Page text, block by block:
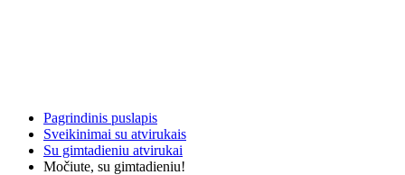
Pagrindinis puslapis
Sveikinimai su atvirukais
Su gimtadieniu atvirukai
Močiute, su gimtadieniu!